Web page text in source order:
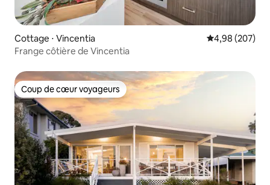
Cottage ⋅ Vincentia Évaluation
4,98 (207)
Frange côtière de Vincentia
Coup de cœur voyageurs
Coup de cœur voyageurs